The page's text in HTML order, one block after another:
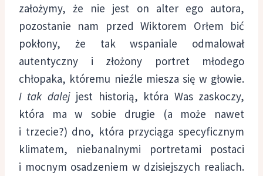
założymy, że nie jest on alter ego autora,
pozostanie nam przed Wiktorem Orłem bić
pokłony, że tak wspaniale odmalował
autentyczny i złożony portret młodego
chłopaka, któremu nieźle miesza się w głowie.
I tak dalejjest historią, która Was zaskoczy,
która ma w sobie drugie (a może nawet
i trzecie?) dno, która przyciąga specyficznym
klimatem, niebanalnymi portretami postaci
i mocnym osadzeniem w dzisiejszych realiach.